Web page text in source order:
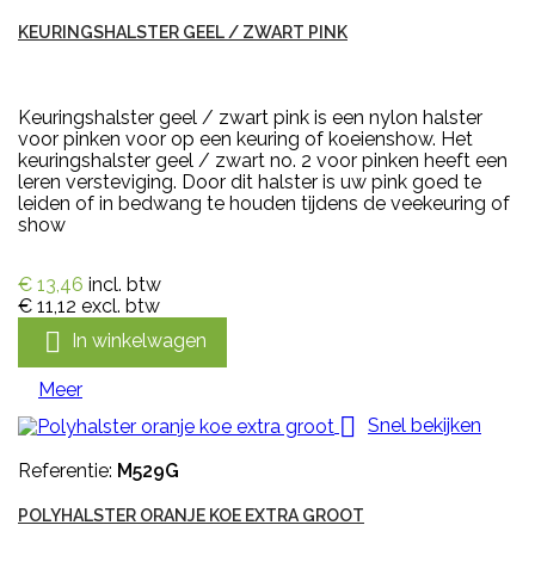
KEURINGSHALSTER GEEL / ZWART PINK
Keuringshalster geel / zwart pink is een nylon halster
voor pinken voor op een keuring of koeienshow. Het
keuringshalster geel / zwart no. 2 voor pinken heeft een
leren versteviging. Door dit halster is uw pink goed te
leiden of in bedwang te houden tijdens de veekeuring of
show
€ 13,46 incl. btw
€ 11,12 excl. btw
 In winkelwagen
Meer
 Snel bekijken
Referentie: M529G
POLYHALSTER ORANJE KOE EXTRA GROOT